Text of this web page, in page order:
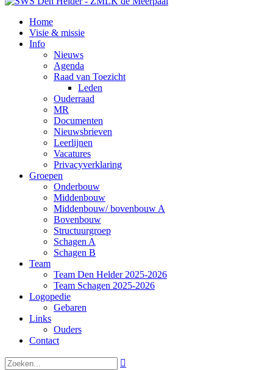
Home
Visie & missie
Info
Nieuws
Agenda
Raad van Toezicht
Leden
Ouderraad
MR
Documenten
Nieuwsbrieven
Leerlijnen
Vacatures
Privacyverklaring
Groepen
Onderbouw
Middenbouw
Middenbouw/ bovenbouw A
Bovenbouw
Structuurgroep
Schagen A
Schagen B
Team
Team Den Helder 2025-2026
Team Schagen 2025-2026
Logopedie
Gebaren
Links
Ouders
Contact
